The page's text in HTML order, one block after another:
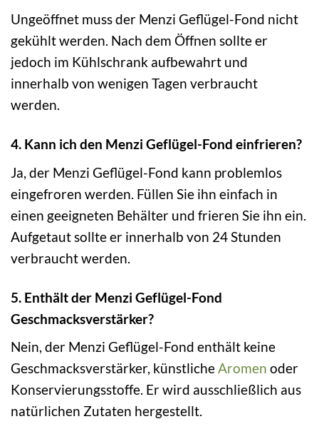
Ungeöffnet muss der Menzi Geflügel-Fond nicht
gekühlt werden. Nach dem Öffnen sollte er
jedoch im Kühlschrank aufbewahrt und
innerhalb von wenigen Tagen verbraucht
werden.
4. Kann ich den Menzi Geflügel-Fond einfrieren?
Ja, der Menzi Geflügel-Fond kann problemlos
eingefroren werden. Füllen Sie ihn einfach in
einen geeigneten Behälter und frieren Sie ihn ein.
Aufgetaut sollte er innerhalb von 24 Stunden
verbraucht werden.
5. Enthält der Menzi Geflügel-Fond
Geschmacksverstärker?
Nein, der Menzi Geflügel-Fond enthält keine
Geschmacksverstärker, künstlicheAromen oder
Konservierungsstoffe. Er wird ausschließlich aus
natürlichen Zutaten hergestellt.